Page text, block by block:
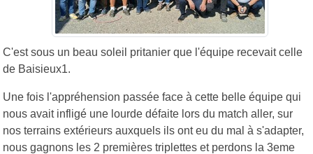
C'est sous un beau soleil pritanier que l'équipe recevait celle
de Baisieux1.
Une fois l'appréhension passée face à cette belle équipe qui
nous avait infligé une lourde défaite lors du match aller, sur
nos terrains extérieurs auxquels ils ont eu du mal à s'adapter,
nous gagnons les 2 premières triplettes et perdons la 3eme